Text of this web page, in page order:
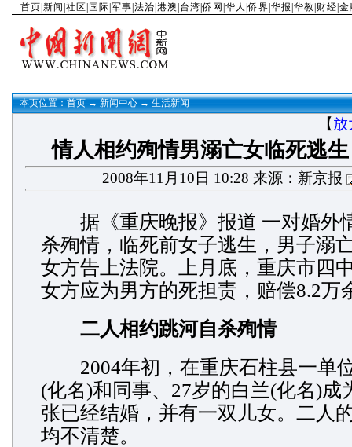
首页 新闻 社区 国际 军事 法治 港澳 台湾 |侨网 华人 |侨界 华报 华教 财经 金
本页位置： 首页 → 新闻中心 → 生活新闻
【放
情人相约殉情男溺亡女临死逃
2008年11月10日 10:28 来源：新京报
据《重庆晚报》报道 一对婚外
杀殉情，临死前女子逃生，男子溺
女方告上法院。上月底，重庆市四
女方应为男方的死担责，赔偿8.2万
二人相约跳河自杀殉情
2004年初，在重庆石柱县一单
(化名)和同事、27岁的白兰(化名)成
张已经结婚，并有一双儿女。二人
均不清楚。